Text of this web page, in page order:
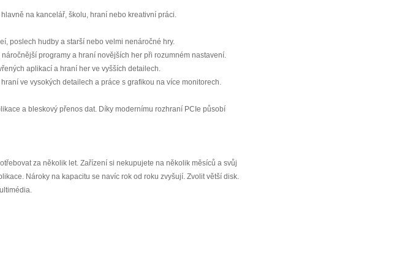
na kancelář, školu, hraní nebo kreativní práci.
poslech hudby a starší nebo velmi nenáročné hry.
programy a hraní novějších her při rozumném nastavení.
aplikací a hraní her ve vyšších detailech.
ve vysokých detailech a práce s grafikou na více monitorech.
a bleskový přenos dat. Díky modernímu rozhraní PCIe působí
za několik let. Zařízení si nekupujete na několik měsíců a svůj
Nároky na kapacitu se navíc rok od roku zvyšují. Zvolit větší disk.